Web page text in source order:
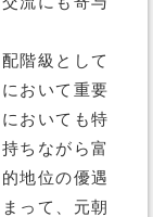
階級として
おいて重要
おいても特
ちながら富
地位の優遇
って、元朝